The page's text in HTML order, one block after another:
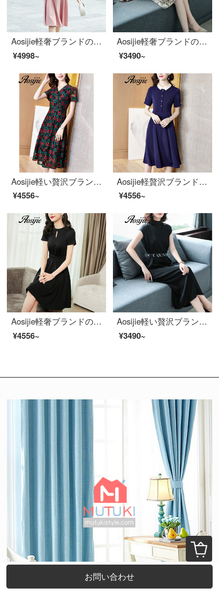
Aosijie軽奢ブランドの婦人服綿麻のワンピース女性2020新型の夏の雰囲気は腰を収めてやせている洋気を抑えて腹を減らします。
¥4998~
Aosijie軽奢ブランドの女装シフォンプリントのワンピース女性夏の半袖の子供の襟の中のロングスカートの修身は腰を収めてやせているハイエンドの気質A字のスカートのアンズ色を現します。
¥3490~
Aosijie軽い贅沢ブランドの婦人服Vネック半袖レースのビッグサイズのワンピース2020新型夏服はウエストが細く見える洋風の中に長いA字のスカート緑色のMを収めます。
¥4556~
Aosijie軽贅沢ブランド女装POLO襟純色半袖ワンピース女性2020夏新型淑女ウエストファッション気質中ロングドレススカート紺色M
¥4556~
Aosijie軽奢ブランドの女装ハーバーン風の丸首半袖ワンピース2020春夏新スタイルのバンド修身が著しい痩身中ロングドレスのスカート黒M
¥4556~
Aosijie軽い贅沢ブランドの婦人服の小さい襟の半袖のシルクのワンピースの女性2020夏の新型の気質は腰を収めて明らかにやせているファッションの中で長いスカートのドレスのスカートの黒色Lを現します。
¥3490~
お問い合わせ